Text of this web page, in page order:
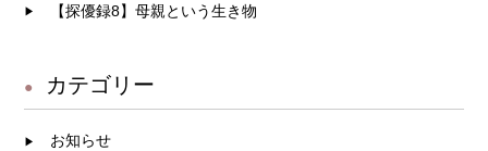
【探優録8】母親という生き物
カテゴリー
お知らせ